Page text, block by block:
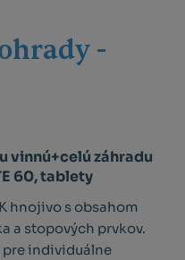
-
vinnú+celú záhradu
60, tablety
hnojivo s obsahom
a stopových prvkov.
individuálne